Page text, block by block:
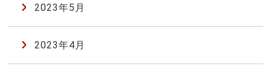
2023年5月
2023年4月